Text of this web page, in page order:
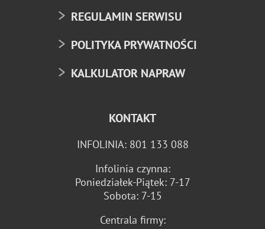
REGULAMIN SERWISU
POLITYKA PRYWATNOŚCI
KALKULATOR NAPRAW
KONTAKT
INFOLINIA: 801 133 088
Infolinia czynna:
Poniedziałek-Piątek: 7-17
Sobota: 7-15
Centrala firmy: